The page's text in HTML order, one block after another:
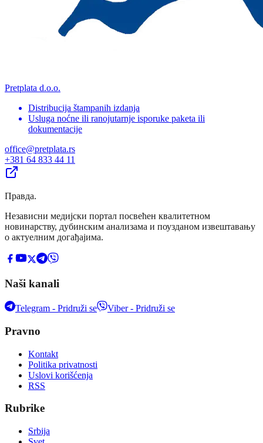
Pretplata d.o.o.
Distribucija štampanih izdanja
Usluga noćne ili ranojutarnje isporuke paketa ili
dokumentacije
office@pretplata.rs
+381 64 833 44 11
Правда.
Независни медијски портал посвећен квалитетном
новинарству, дубинским анализама и поузданом извештавању
о актуелним догађајима.
Naši kanali
Telegram - Pridruži se Viber - Pridruži se
Pravno
Kontakt
Politika privatnosti
Uslovi korišćenja
RSS
Rubrike
Srbija